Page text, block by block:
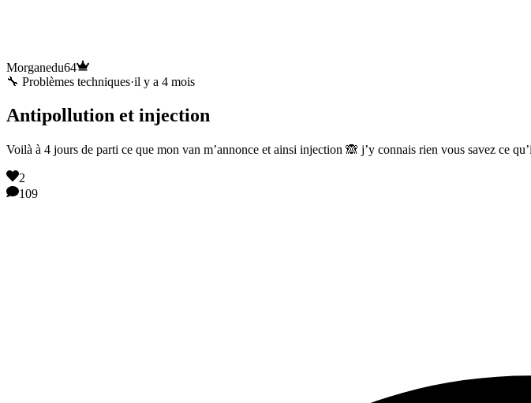
Morganedu64
🔧 Problèmes techniques·il y a 4 mois
Antipollution et injection
Voilà à 4 jours de parti ce que mon van m’annonce et ainsi injection 🙈 j’y connais rien vous savez ce
2
109